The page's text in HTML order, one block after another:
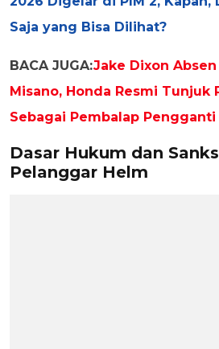
Saja yang Bisa Dilihat?
BACA JUGA:Jake Dixon
Misano, Honda Resmi Tunjuk
Sebagai Pembalap Pengganti
Dasar Hukum dan
Pelanggar Helm